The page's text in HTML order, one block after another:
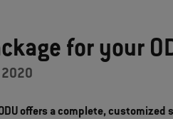
for your
2020
offers a complete,